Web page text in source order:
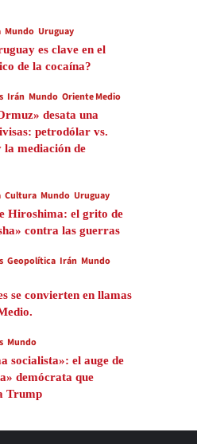
Mundo Uruguay
es clave en el
de la cocaína?
Irán Mundo Oriente Medio
desata una
petrodólar vs.
mediación de
Cultura Mundo Uruguay
Hiroshima: el grito de
contra las guerras
Geopolítica Irán Mundo
se convierten en llamas
Mundo
socialista»: el auge de
demócrata que
Trump